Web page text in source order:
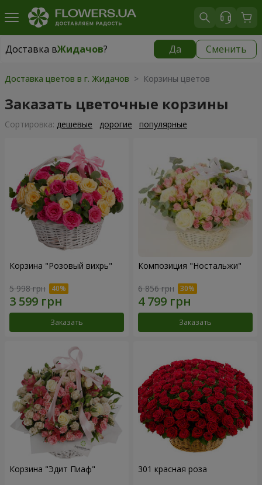
Доставка вЖидачов? Да Сменить
Доставка вЖидачов|
Доставка цветов в г. Жидачов > Корзины цветов
Заказать цветочные корзины
Cортировка: дешевые дорогие популярные
Корзина "Розовый вихрь"
5 998 грн
Заказать
Композиция "Ностальжи"
6 856 грн
Заказать
Корзина "Эдит Пиаф" 301 красная роза